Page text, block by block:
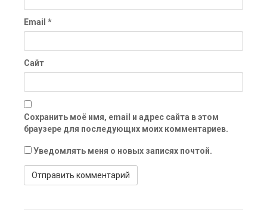
Email *
Сайт
Сохранить моё имя, email и адрес сайта в этом
браузере для последующих моих комментариев.
Уведомлять меня о новых записях почтой.